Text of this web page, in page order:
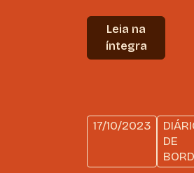
Leia na
íntegra
17/10/2023
DE